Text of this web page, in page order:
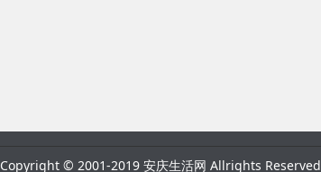
Copyright © 2001-2019 安庆生活网 Allrights Reserved